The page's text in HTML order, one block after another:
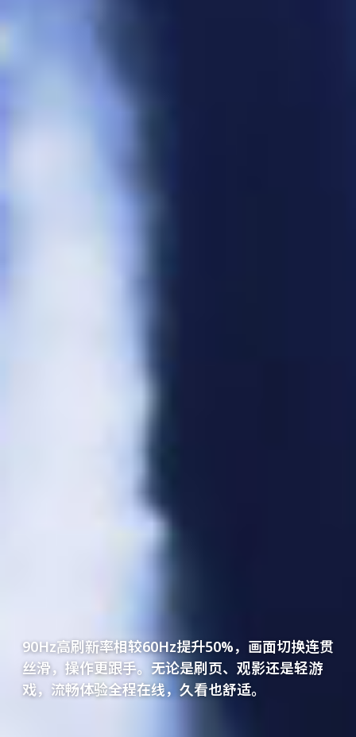
90Hz高刷新率相较60Hz提升50%，画面切换连贯
丝滑，操作更跟手。无论是刷页、观影还是轻游
戏，流畅体验全程在线，久看也舒适。